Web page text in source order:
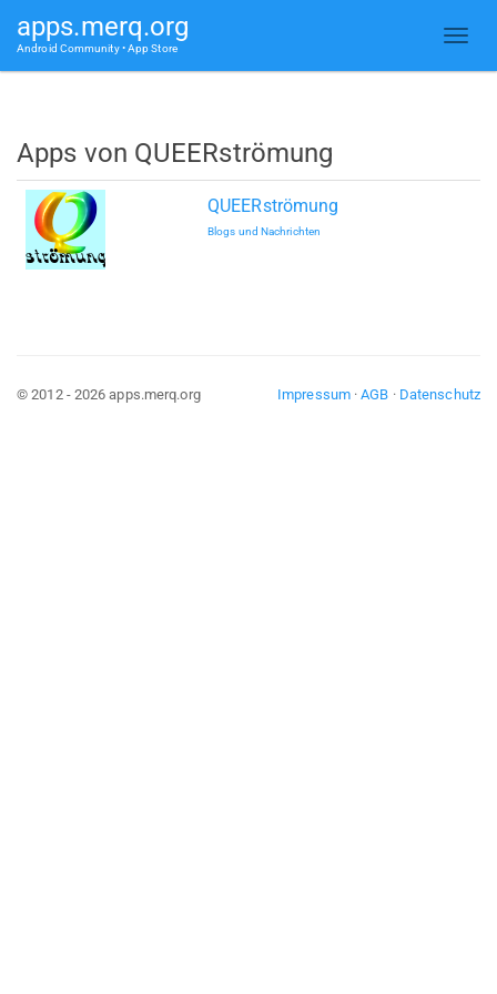
apps.merq.org
Android Community • App Store
Apps von QUEERströmung
QUEERströmung
Blogs und Nachrichten
Impressum·AGB · Datenschutz
© 2012 - 2026 apps.merq.org